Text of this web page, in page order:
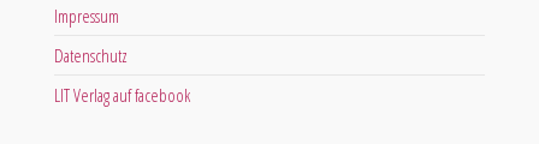
Impressum
Datenschutz
LIT Verlag auf facebook